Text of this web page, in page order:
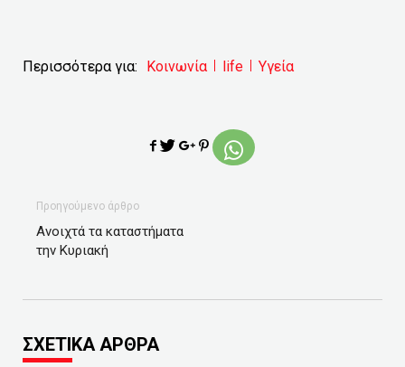
Περισσότερα για: Κοινωνία life Υγεία
Προηγούμενο άρθρο
Ανοιχτά τα καταστήματα
την Κυριακή
ΣΧΕΤΙΚΑ ΑΡΘΡΑ